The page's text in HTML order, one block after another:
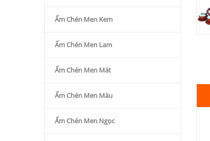
Ấm Chén Men Kem
Ấm Chén Men Lam
Ấm Chén Men Mát
Ấm Chén Men Màu
Ấm Chén Men Ngọc